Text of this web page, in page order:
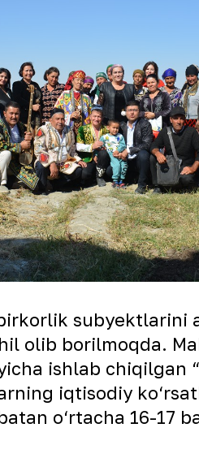
subyektlarini
olib borilmoqda.
ishlab chiqilgan
iqtisodiy
o‘rtacha 16-17